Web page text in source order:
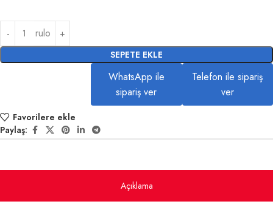
rulo
SEPETE EKLE
WhatsApp ile
sipariş ver
Telefon ile sipariş
ver
Favorilere ekle
Paylaş:
Açıklama